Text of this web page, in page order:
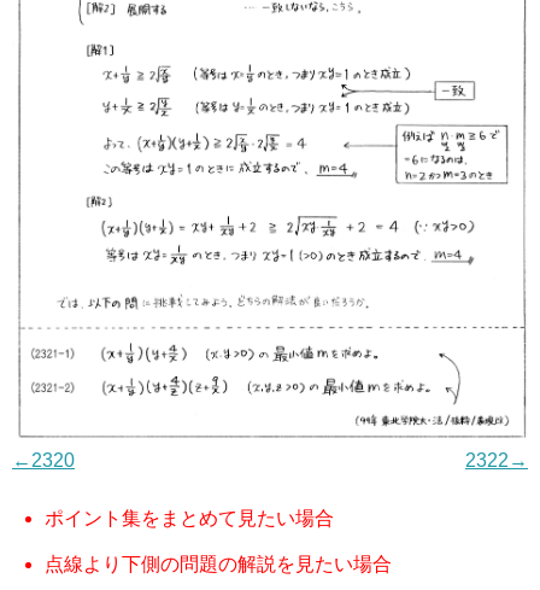
←2320 2322→
ポイント集をまとめて見たい場合
点線より下側の問題の解説を見たい場合